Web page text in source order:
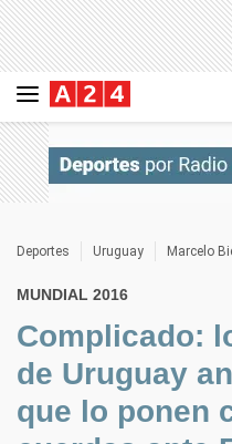
Deportes Uruguay Marcelo
MUNDIAL 2016
Complicado:
de Uruguay
que lo ponen